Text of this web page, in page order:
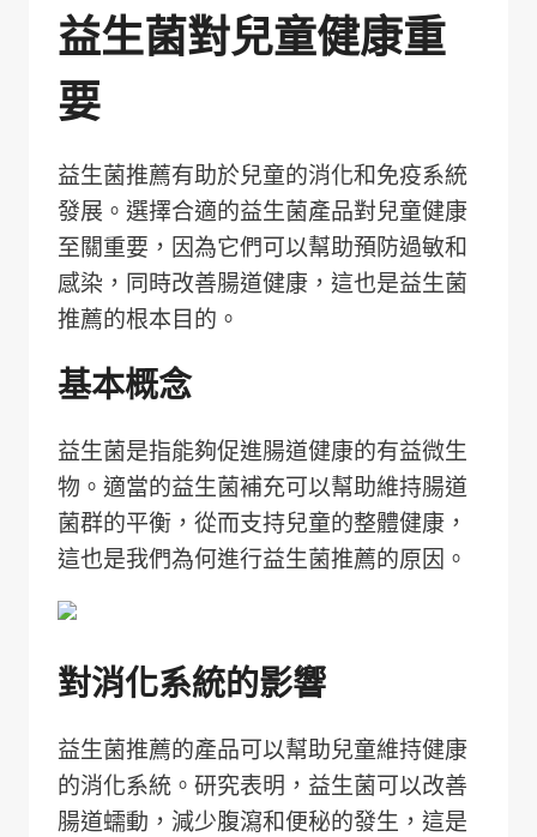
益生菌對兒童健康重
要
益生菌推薦有助於兒童的消化和免疫系統
發展。選擇合適的益生菌產品對兒童健康
至關重要，因為它們可以幫助預防過敏和
感染，同時改善腸道健康，這也是益生菌
推薦的根本目的。
基本概念
益生菌是指能夠促進腸道健康的有益微生
物。適當的益生菌補充可以幫助維持腸道
菌群的平衡，從而支持兒童的整體健康，
這也是我們為何進行益生菌推薦的原因。
對消化系統的影響
益生菌推薦的產品可以幫助兒童維持健康
的消化系統。研究表明，益生菌可以改善
腸道蠕動，減少腹瀉和便秘的發生，這是